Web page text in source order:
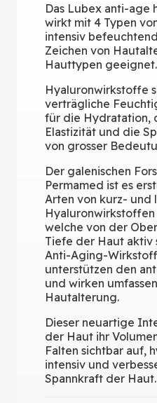
Das Lubex anti-age
wirkt mit 4 Typen
intensiv
Zeichen von
Hauttypen geeignet.
Hyaluronwirkstoffe
verträgliche
für die Hydratation,
Elastizität und die
von grosser
Der galenischen
Permamed ist es
Arten von kurz- und
welche von der
Tiefe der Haut aktiv
Anti-Aging-
unterstützen den
und wirken
Hautalterung.
Dieser neuartige
der Haut ihr
Falten sichtbar auf,
intensiv und
Spannkraft der Haut.